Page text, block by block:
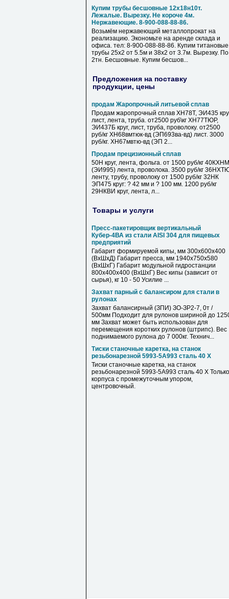
Купим трубы бесшовные 12х18н10т.
Лежалые. Вырезку. Не короче 4м.
Нержавеющие. 8-900-088-88-86.
Возьмём нержавеющий металлопрокат на
реализацию. Экономьте на аренде склада и
офиса. тел: 8-900-088-88-86. Купим титановые
трубы 25х2 от 5.5м и 38х2 от 3.7м. Вырезку. По
2тн. Бесшовные. Купим бесшов...
Предложения на поставку
продукции, цены
продам Жаропрочный литьевой сплав
Продам жаропрочный сплав ХН78Т, ЭИ435
лист, лента, труба. от2500 руб\кг ХН77ТЮР,
ЭИ437Б круг, лист, труба, проволоку. от2500
руб/кг ХН68вмтюк-вд (ЭП693ва-вд) лист. 3000
руб/кг. ХН67мвтю-вд (ЭП 2...
Продам прецизионный сплав
50Н круг, лента, фольга. от 1500 руб/кг 40КХНМ
(ЭИ995) лента, проволока. 3500 руб/кг
ленту, трубу, проволоку от 1500 руб/кг 32НК
ЭП475 круг: ? 42 мм и ? 100 мм. 1200 руб/кг
29НКВИ круг, лента, л...
Товары и услуги
Пресс-пакетировщик вертикальный
Кубер-4ВА из стали AISI 304 для пищевых
предприятий
Габарит формируемой кипы, мм 300х600х400
(ВхШхД) Габарит пресса, мм 1940х750х580
(ВхШхГ) Габарит модульной гидростанции
800х400х400 (ВхШхГ) Вес кипы (зависит от
сырья), кг 10 - 50 Усилие ...
Захват парный с балансиром для стали в
рулонах
Захват балансирный (ЗПИ) ЗО-ЗР2-7, 0т /
500мм Подходит для рулонов шириной до
мм Захват может быть использован для
перемещения коротких рулонов (штрипс). Вес
поднимаемого рулона до 7 000кг. Технич...
Тиски станочные каретка, на станок
резьбонарезной 5993-5А993 сталь 40 Х
Тиски станочные каретка, на станок
резьбонарезной 5993-5А993 сталь 40 Х Только
корпуса с промежуточным упором,
центровочный.